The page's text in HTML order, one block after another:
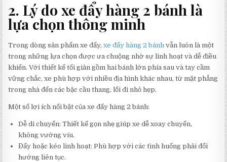
2. Lý do xe đẩy hàng 2 bánh là
lựa chọn thông minh
Trong dòng sản phẩm xe đẩy,xe đẩy hàng 2 bánh vẫn luôn là một
trong những lựa chọn được ưa chuộng nhờ sự linh hoạt và dễ điều
khiển. Với thiết kế tối giản gồm hai bánh lớn phía sau và tay cầm
vững chắc, xe phù hợp với nhiều địa hình khác nhau, từ mặt phẳng
trong nhà đến các bậc cầu thang, lối đi nhỏ hẹp.
Một số lợi ích nổi bật của xe đẩy hàng 2 bánh:
Dễ di chuyển: Thiết kế gọn nhẹ giúp xe dễ xoay chuyển,
không vướng víu.
Đẩy hoặc kéo linh hoạt: Phù hợp với các tình huống phải đổi
hướng liên tục.